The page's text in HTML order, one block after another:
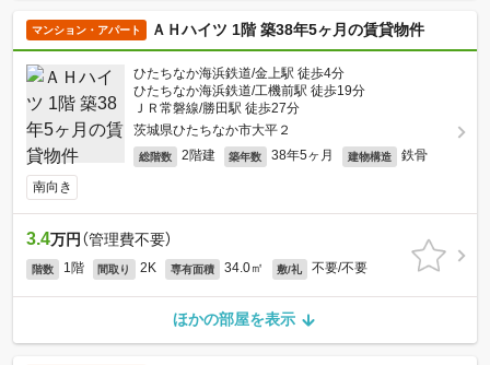
マンション・アパート ＡＨハイツ 1階 築38年5ヶ月の賃貸物件
ひたちなか海浜鉄道/金上駅 徒歩4分
ひたちなか海浜鉄道/工機前駅 徒歩19分
ＪＲ常磐線/勝田駅 徒歩27分
茨城県ひたちなか市大平２
総階数 2階建 築年数 38年5ヶ月 建物構造 鉄骨
南向き
3.4万円 （管理費不要）
階数 1階 間取り 2K 専有面積 34.0㎡ 敷/礼 不要/不要
ほかの部屋を表示